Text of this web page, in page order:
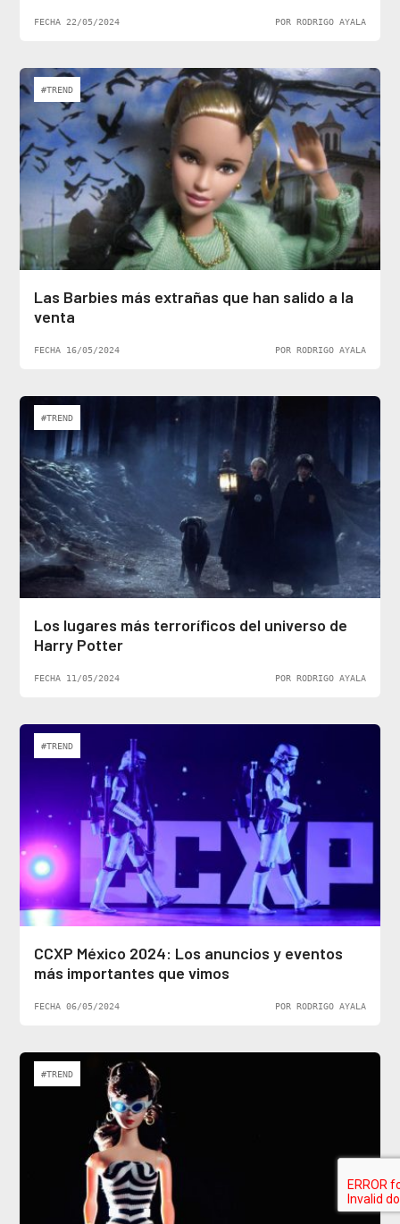
FECHA 22/05/2024 POR RODRIGO AYALA
#TREND
Las Barbies más extrañas que han salido a la
venta
FECHA 16/05/2024 POR RODRIGO AYALA
#TREND
Los lugares más terroríficos del universo de
Harry Potter
FECHA 11/05/2024 POR RODRIGO AYALA
#TREND
CCXP México 2024: Los anuncios y eventos
más importantes que vimos
FECHA 06/05/2024 POR RODRIGO AYALA
#TREND